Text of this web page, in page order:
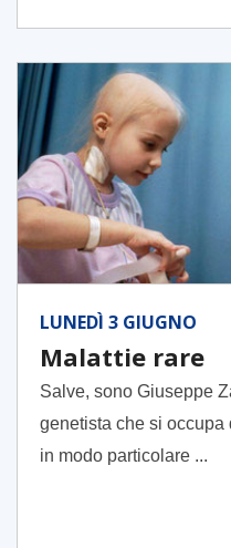
LUNEDÌ 3 GIUGNO
Malattie rare
Salve, sono Giuseppe
genetista che si occupa
in modo particolare ...